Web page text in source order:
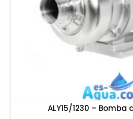
ALY15/1230 – Bomba